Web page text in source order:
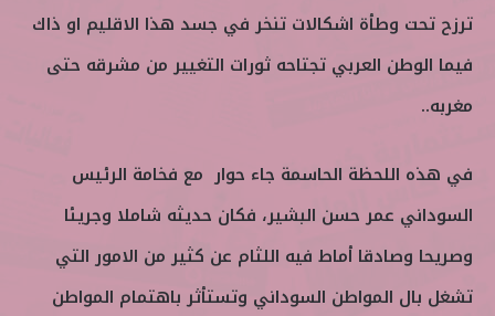
ترزح تحت وطأة اشكالات تنخر في جسد هذا الاقليم او ذاك
فيما الوطن العربي تجتاحه ثورات التغيير من مشرقه حتى
مغربه..
في هذه اللحظة الحاسمة جاء حوار مع فخامة الرئيس
السوداني عمر حسن البشير، فكان حديثه شاملا وجريئا
وصريحا وصادقا أماط فيه اللثام عن كثير من الامور التي
تشغل بال المواطن السوداني وتستأثر باهتمام المواطن